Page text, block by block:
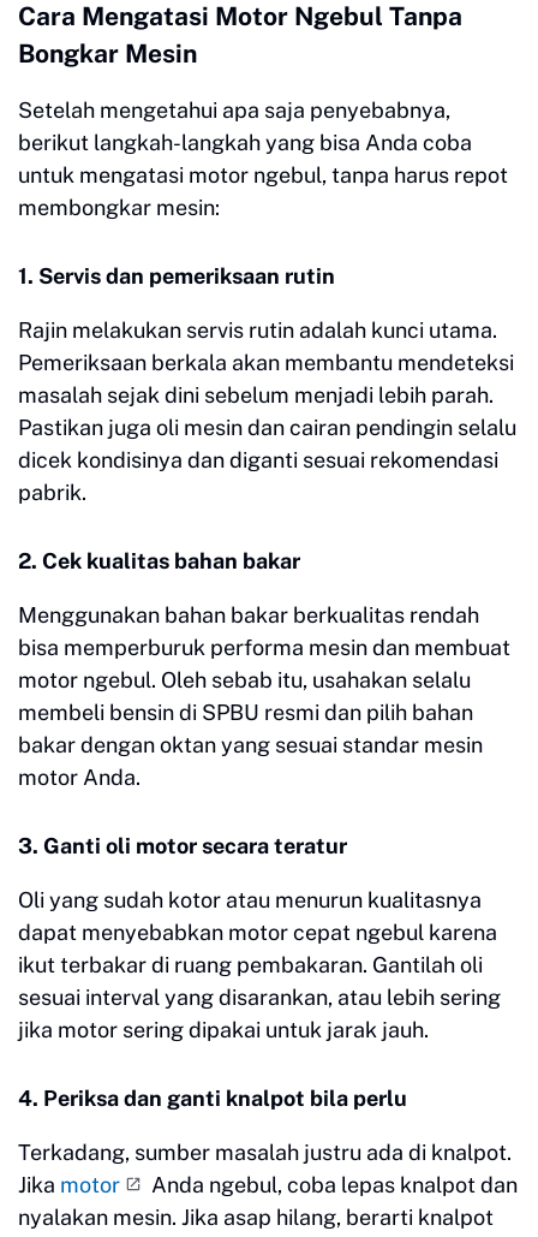
Cara Mengatasi Motor Ngebul Tanpa
Bongkar Mesin
Setelah mengetahui apa saja penyebabnya,
berikut langkah-langkah yang bisa Anda coba
untuk mengatasi motor ngebul, tanpa harus repot
membongkar mesin:
1. Servis dan pemeriksaan rutin
Rajin melakukan servis rutin adalah kunci utama.
Pemeriksaan berkala akan membantu mendeteksi
masalah sejak dini sebelum menjadi lebih parah.
Pastikan juga oli mesin dan cairan pendingin selalu
dicek kondisinya dan diganti sesuai rekomendasi
pabrik.
2. Cek kualitas bahan bakar
Menggunakan bahan bakar berkualitas rendah
bisa memperburuk performa mesin dan membuat
motor ngebul. Oleh sebab itu, usahakan selalu
membeli bensin di SPBU resmi dan pilih bahan
bakar dengan oktan yang sesuai standar mesin
motor Anda.
3. Ganti oli motor secara teratur
Oli yang sudah kotor atau menurun kualitasnya
dapat menyebabkan motor cepat ngebul karena
ikut terbakar di ruang pembakaran. Gantilah oli
sesuai interval yang disarankan, atau lebih sering
jika motor sering dipakai untuk jarak jauh.
4. Periksa dan ganti knalpot bila perlu
Terkadang, sumber masalah justru ada di knalpot.
Jika motor
Anda ngebul, coba lepas knalpot dan
nyalakan mesin. Jika asap hilang, berarti knalpot